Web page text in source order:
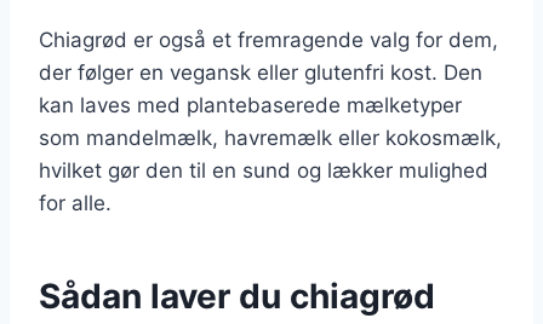
Chiagrød er også et fremragende valg for dem,
der følger en vegansk eller glutenfri kost. Den
kan laves med plantebaserede mælketyper
som mandelmælk, havremælk eller kokosmælk,
hvilket gør den til en sund og lækker mulighed
for alle.
Sådan laver du chiagrød